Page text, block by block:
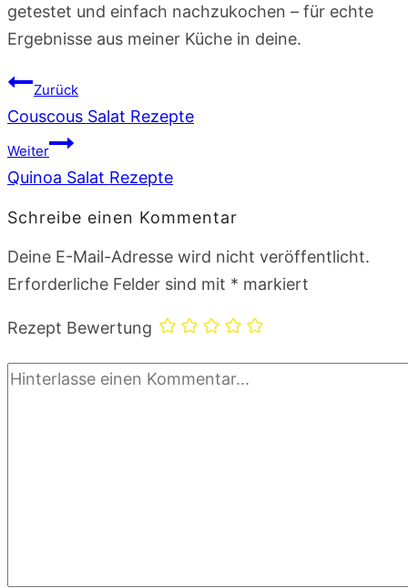
getestet und einfach nachzukochen – für echte
Ergebnisse aus meiner Küche in deine.
Beitragsnavigation
Zurück
Couscous Salat Rezepte
Weiter
Quinoa Salat Rezepte
Schreibe einen Kommentar
Deine E-Mail-Adresse wird nicht veröffentlicht.
Erforderliche Felder sind mit * markiert
Rezept Bewertung